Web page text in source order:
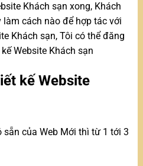
Khách sạn xong, Khách
làm cách nào để hợp tác với
Khách sạn, Tôi có thể đăng
Website Khách sạn
kế Website
sẵn của Web Mới thì từ 1 tới 3